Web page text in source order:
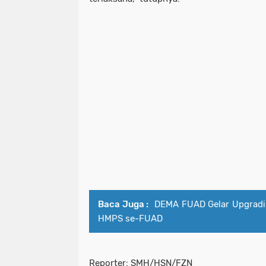
Baca Juga :
DEMA FUAD Gelar
HMPS se-FUAD
Reporter: SMH/HSN/FZN